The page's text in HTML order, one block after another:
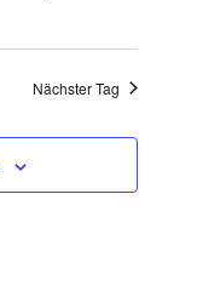
Nächster Tag